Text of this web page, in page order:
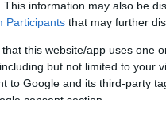
This information may also be
Participants that may further
that this website/app uses one
but not limited to your
to Google and its third-party
consent section.